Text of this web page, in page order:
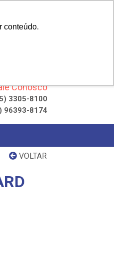
conteúdo.
Conosco
3305-8100
96393-8174
VOLTAR